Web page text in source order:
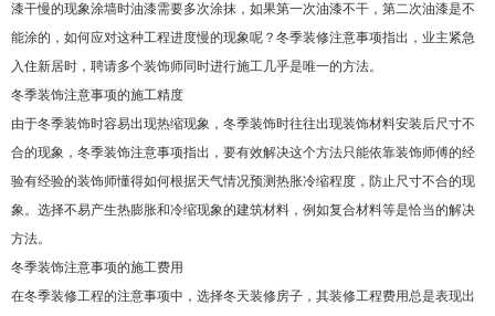
漆干慢的现象涂墙时油漆需要多次涂抹，如果第一次油漆不干，第二次油漆是不
能涂的，如何应对这种工程进度慢的现象呢？冬季装修注意事项指出，业主紧急
入住新居时，聘请多个装饰师同时进行施工几乎是唯一的方法。
冬季装饰注意事项的施工精度
由于冬季装饰时容易出现热缩现象，冬季装饰时往往出现装饰材料安装后尺寸不
合的现象，冬季装饰注意事项指出，要有效解决这个方法只能依靠装饰师傅的经
验有经验的装饰师懂得如何根据天气情况预测热胀冷缩程度，防止尺寸不合的现
象。选择不易产生热膨胀和冷缩现象的建筑材料，例如复合材料等是恰当的解决
方法。
冬季装饰注意事项的施工费用
在冬季装修工程的注意事项中，选择冬天装修房子，其装修工程费用总是表现出